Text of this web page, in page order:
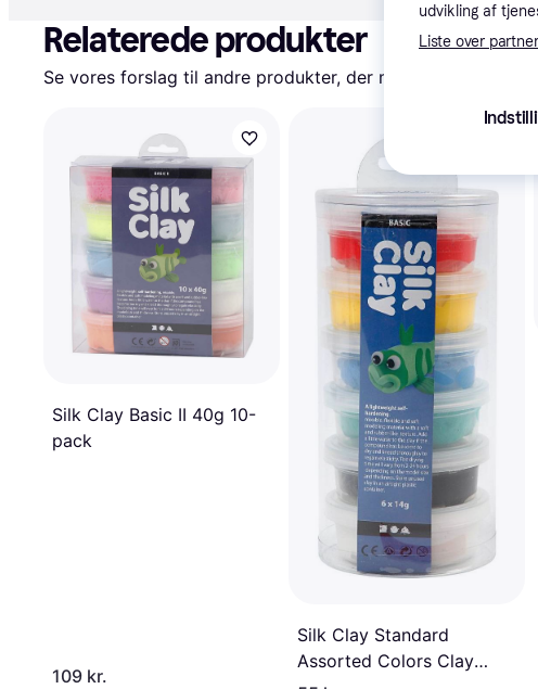
Relaterede produkter
Se vores forslag til andre produkter, der matcher dine
Silk Clay Basic II 40g 10-
pack
109 kr.
Silk Clay Standard
Assorted Colors Clay
udvikling af
Liste over